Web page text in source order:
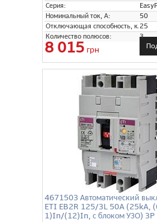
Серия:
Номинальный ток, А:
50
Отключающая способность, кА:25
Количество полюсов:
3
8 015 грн
4671503 Автоматический
ETI EB2R 125/3L 50A (25kA,
1)In/(12)In, с блоком УЗО) 3P